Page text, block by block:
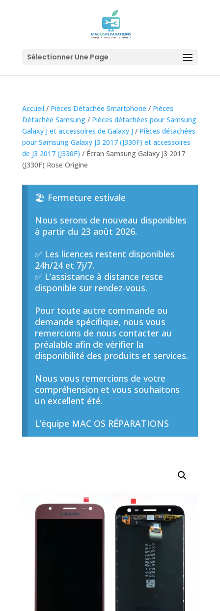
Sélectionner Une Page
Accueil / Pièces Détachée Smartphone / Pièces
Détachée Samsung/ Pièces détachées pour Samsung
Galaxy J et accessoires de Galaxy J / Pièces détachées
pour Samsung Galaxy J3 2017 (J330F) et accessoires
de J3 2017 (J330F) / Écran Samsung Galaxy J3 2017
(J330F) Rose Origine
🏖️ Fermeture estivale
Nous serons de nouveau disponibles
à partir du 23 août 2026.
✅ Les licences restent disponibles
24h/24 et 7j/7.
✅ L’assistance à distance reste
disponible sur rendez-vous.
Pour toute autre commande ou
demande spécifique, nous vous
remercions de nous contacter au
préalable afin de vérifier la
disponibilité des produits et services.
Nous vous remercions de votre
compréhension et vous souhaitons
un excellent été.
L’équipe MAC OS RÉPARATIONS